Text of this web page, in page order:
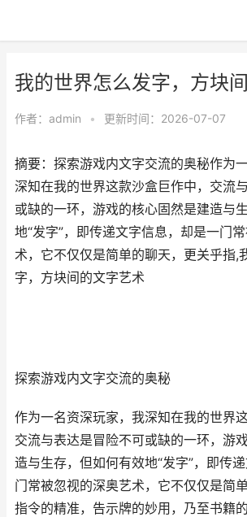
我的世界怎么发字，方块
作者： admin • 更新时间：2026-07-07
摘要：探索游戏内文字交流的奥秘作为
深知在我的世界这款沙盒巨作中，交流
或缺的一环，游戏的核心固然是建造与
地“发字”，即传递文字信息，却是一门
术，它不仅仅是简单的聊天，更关乎指,
字，方块间的文字艺术
探索游戏内文字交流的奥秘
作为一名资深玩家，我深知在我的世界
交流与表达是冒险不可或缺的一环，游
造与生存，但如何有效地“发字”，即传
门常被忽视的深奥艺术，它不仅仅是简
指令的精准，告示牌的妙用，乃至书籍的